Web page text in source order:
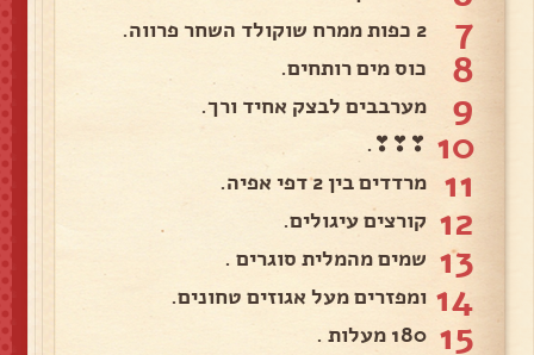
7 2 כפות ממרח שוקולד השחר פרווה.
8 כוס מים רותחים.
9 מערבבים לבצק אחיד ורך.
10
❣❣❣.
11 מרדדים בין 2 דפי אפיה.
12 קורצים עיגולים.
13 שמים מהמלית סוגרים .
14 ומפזרים מעל אגוזים טחונים.
15 180 מעלות .